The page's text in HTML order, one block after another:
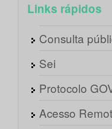
Links rápidos
Consulta
Sei
Protocolo
Acesso